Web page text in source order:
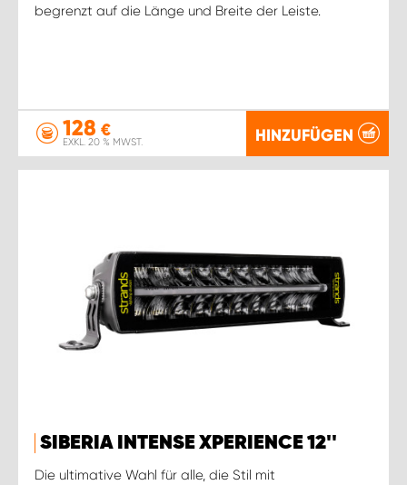
begrenzt auf die Länge und Breite der Leiste.
128 €
EXKL. 20 % MWST. HINZUFÜGEN
SIBERIA INTENSE XPERIENCE 12''
Die ultimative Wahl für alle, die Stil mit